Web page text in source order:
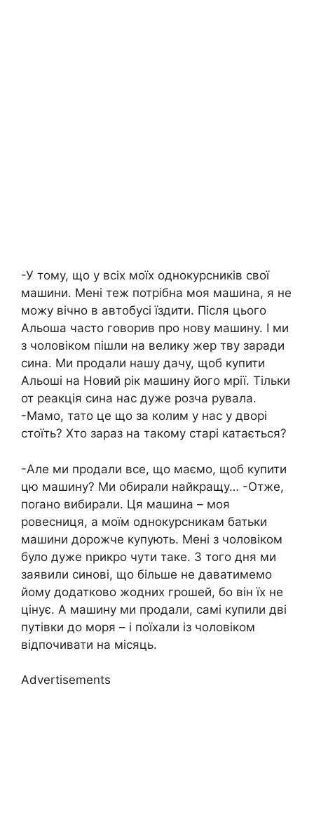
-У тому, що у всіх моїх однокурсників свої
машини. Мені теж потрібна моя машина, я не
можу вічно в автобусі їздити. Після цього
Альоша часто говорив про нову машину. І ми
з чоловіком пішли на велику жер тву заради
сина. Ми продали нашу дачу, щоб купити
Альоші на Новий рік машину його мрії. Тільки
от реакція сина нас дуже розча рувала.
-Мамо, тато це що за колим у нас у дворі
стоїть? Хто зараз на такому старі катається?
-Але ми продали все, що маємо, щоб купити
цю машину? Ми обирали найкращу… -Отже,
поrано вибирали. Ця машина – моя
ровесниця, а моїм однокурсникам батьки
машини дорожче купують. Мені з чоловіком
було дуже nрикро чути таке. З того дня ми
заявили синові, що більше не даватимемо
йому додатково жодних грошей, бо він їх не
цінує. А машину ми продали, самі купили дві
путівки до моря – і поїхали із чоловіком
відпочивати на місяць.
Advertisements